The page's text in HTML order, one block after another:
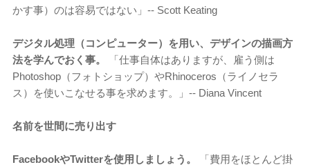
かす事）のは容易ではない」-- Scott Keating
デジタル処理（コンピューター）を用い、デザインの描画方
法を学んでおく事。
「仕事自体はありますが、雇う側は
Photoshop（フォトショップ）やRhinoceros（ライノセラ
ス）を使いこなせる事を求めます。」-- Diana Vincent
名前を世間に売り出す
FacebookやTwitterを使用しましょう。
「費用をほとんど掛